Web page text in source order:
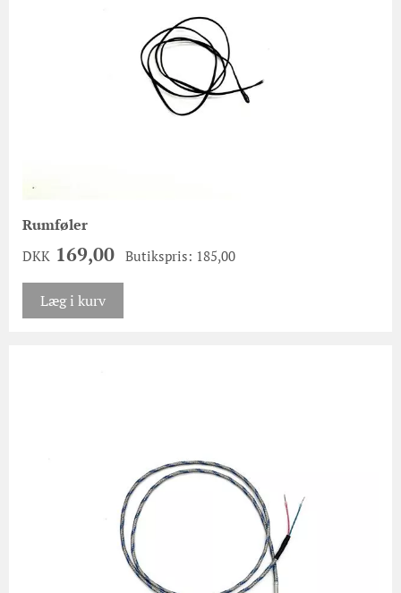
Rumføler
DKK 169,00 Butikspris: 185,00
Læg i kurv